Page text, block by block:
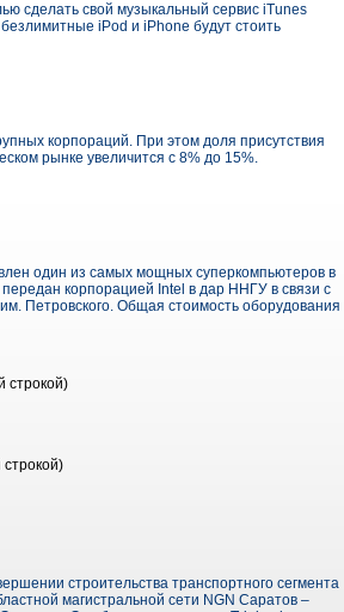
сделать свой музыкальный сервис iTunes
iPod и iPhone будут стоить
корпораций. При этом доля присутствия
рынке увеличится с 8% до 15%.
один из самых мощных суперкомпьютеров в
корпорацией Intel в дар ННГУ в связи с
Петровского. Общая стоимость оборудования
строкой)
строкой)
строительства транспортного сегмента
магистральной сети NGN Саратов –